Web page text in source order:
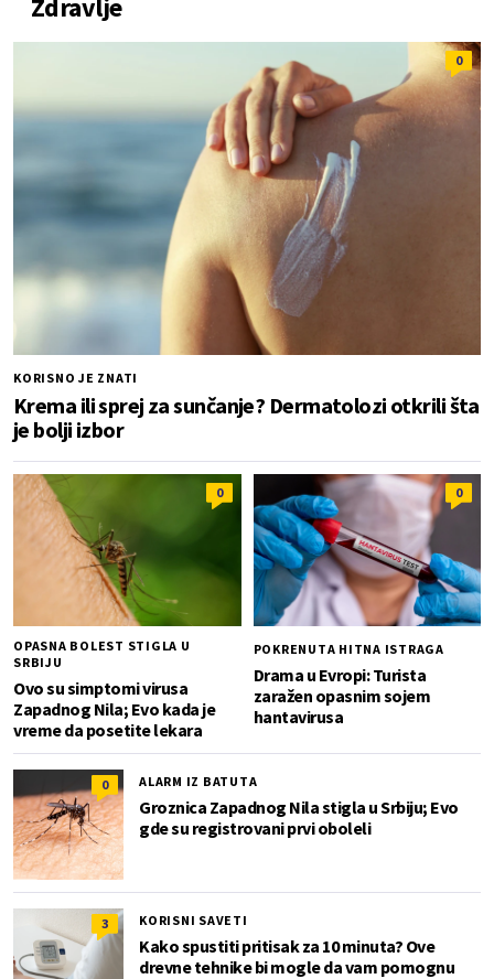
Zdravlje
0
KORISNO JE ZNATI
Krema ili sprej za sunčanje? Dermatolozi otkrili šta
je bolji izbor
0
OPASNA BOLEST STIGLA U
SRBIJU
Ovo su simptomi virusa
Zapadnog Nila; Evo kada je
vreme da posetite lekara
0
POKRENUTA HITNA ISTRAGA
Drama u Evropi: Turista
zaražen opasnim sojem
hantavirusa
0 ALARM IZ BATUTA
Groznica Zapadnog Nila stigla u Srbiju; Evo
gde su registrovani prvi oboleli
3 KORISNI SAVETI
Kako spustiti pritisak za 10 minuta? Ove
drevne tehnike bi mogle da vam pomognu